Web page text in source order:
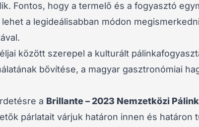
Fontos, hogy a termelő és a fogyasztó
a legideálisabban módon
között szerepel a kulturált
bővítése, a magyar gasztronómiai
a Brillante – 2023 Nemzetközi
párlatait várjuk határon innen és határon